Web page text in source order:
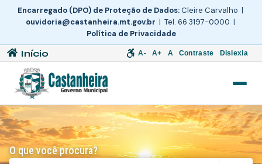
Encarregado (DPO) de Proteção de Dados:Cleire Carvalho |
ouvidoria@castanheira.mt.gov.br | Tel. 66 3197-0000 |
Política de Privacidade
Início A- A+ A Contraste Dislexia
O que você procura?